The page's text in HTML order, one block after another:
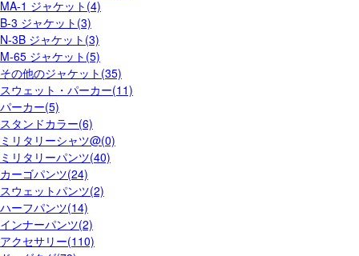
MA-1 ジャケット(4)
B-3 ジャケット(3)
N-3B ジャケット(3)
M-65 ジャケット(5)
その他のジャケット(35)
スウェット・パーカー(11)
パーカー(5)
スタンドカラー(6)
ミリタリーシャツ@(0)
ミリタリーパンツ(40)
カーゴパンツ(24)
スウェットパンツ(2)
ハーフパンツ(14)
インナーパンツ(2)
アクセサリー(110)